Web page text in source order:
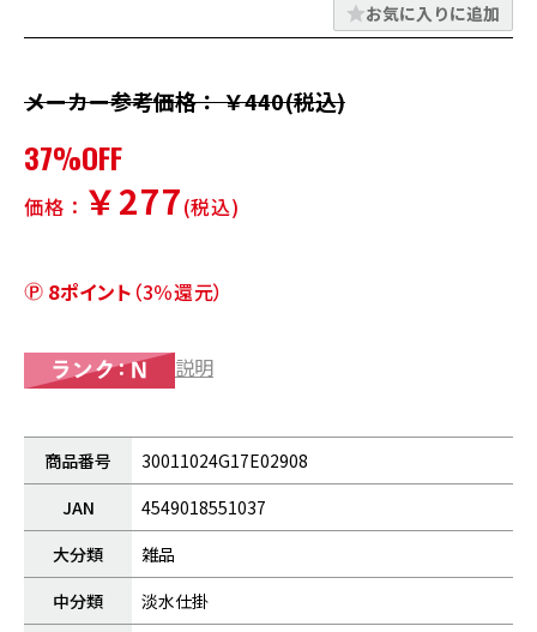
お気に入りに追加
メーカー参考価格： ￥440(税込)
37%OFF
価格： ￥277(税込)
8ポイント （3％還元）
説明
商品番号
30011024G17E02908
JAN
4549018551037
大分類
雑品
中分類
淡水仕掛